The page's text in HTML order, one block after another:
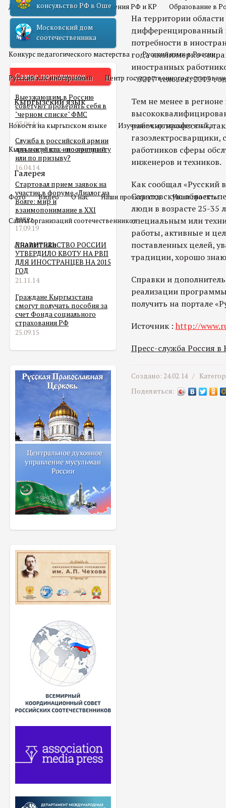
Двойное гражданство Отношения РФ и КР Образование в
Русский язык
Конкурс педагогического мастерства Русский язык в России
Русский как иностранный Центр государственного
Кыргызский язык
Новости на кыргызском языке Изучение кыргызского языка
Кыргызский как иностранный
Галерея
Фото Видео О нас Наши проекты олд Наши проекты
Сайты организаций соотечественников
Аналитика
консульство РФ в Оше
Московский дом
соотечественника
Самое популярное
Выезжающим в Россию
советуют проверить себя в
"черном списке" ФМС
03.06.14
Служба в российской армии
для мигранта – по контракту
или по призыву?
16.04.14
Стартовал прием заявок на
участие в форуме «Диалог на
Волге: мир и
взаимопонимание в XXI
веке»
17.09.19
ПРАВИТЕЛЬСТВО РОССИИ
УТВЕРДИЛО КВОТУ НА РВП
ДЛЯ ИНОСТРАНЦЕВ НА 2015
ГОД
21.11.14
Граждане Кыргызстана
смогут получать пособия за
счет Фонда социального
страхования РФ
25.09.15
На территории области
дифференцированный
потребности в
года планомерно
иностранных
– 8217 человек; 2013
Тем не менее в
рабочих профессий,
газоэлектросварщики,
работников сферы
инженеров и техников.
Как сообщал «Русский
Саратовскую область
люди в возрасте 25-35
специальным или
работы, активные и
поставленных целей,
традиции, хорошо
Справки и
реализации
получить на портале
Источник : http://
Пресс-служба Россия в
Создано: 24.02.14 /
Поделиться: